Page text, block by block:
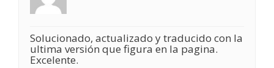
Solucionado, actualizado y traducido con la
ultima versión que figura en la pagina.
Excelente.